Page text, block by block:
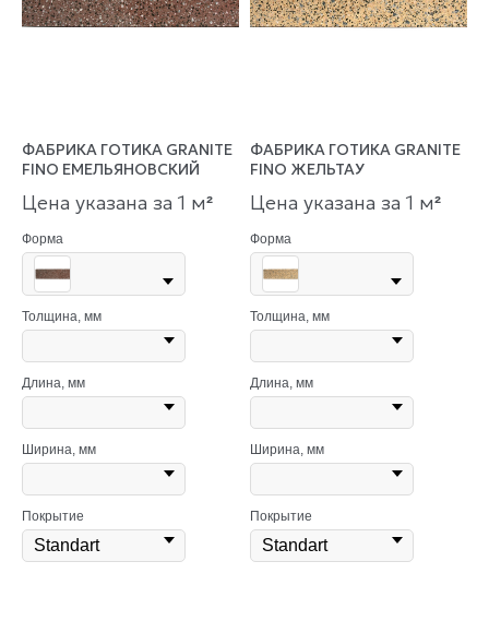
ФАБРИКА ГОТИКА GRANITE
FINO ЕМЕЛЬЯНОВСКИЙ
Цена указана за 1 м²
Форма
Толщина, мм
Длина, мм
Ширина, мм
Покрытие
ФАБРИКА ГОТИКА GRANITE
FINO ЖЕЛЬТАУ
Цена указана за 1 м²
Форма
Толщина, мм
Длина, мм
Ширина, мм
Покрытие